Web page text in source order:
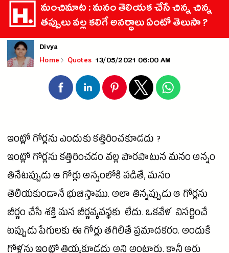
మంచిమాట : మనం తెలియక చేసే చిన్న చిన్న
తప్పులు వల్ల కలిగే అనర్ధాలు ఏంటో తెలుసా ?
Divya
Home Quotes 13/05/2021 06:00 AM
ఇంట్లో గోర్లను ఎందుకు కత్తిరించకూడదు ?
ఇంట్లో గోర్లను కత్తిరించడం వల్ల పొరపాటున మనం అన్నం
తినేటప్పుడు ఆ గోర్లు అన్నంలోకి పడితే, మనం
తెలియకుండానే భుజిస్తాము. అలా తిన్నప్పుడు ఆ గోర్లను
జీర్ణం చేసే శక్తిమన జీర్ణవ్యవస్థకు లేదు. ఒకవేళ విసర్జించే
టప్పుడు పేగులకు ఈ గోర్లు తగిలితే ప్రమాదకరం. అందుకే